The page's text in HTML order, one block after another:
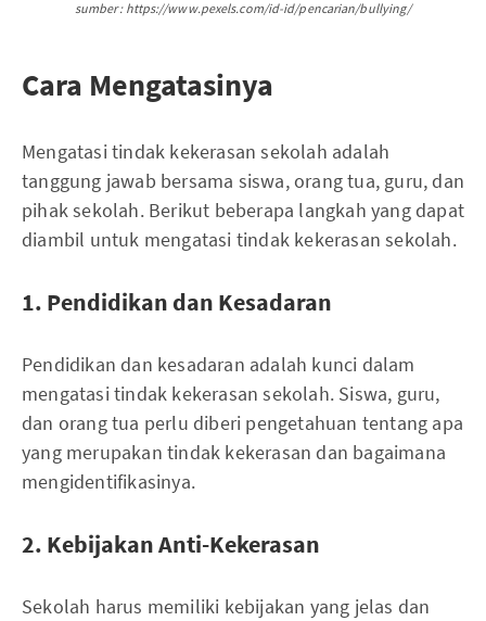
sumber : https://www.pexels.com/id-id/pencarian/bullying/
Cara Mengatasinya
Mengatasi tindak kekerasan sekolah adalah
tanggung jawab bersama siswa, orang tua, guru, dan
pihak sekolah. Berikut beberapa langkah yang dapat
diambil untuk mengatasi tindak kekerasan sekolah.
1. Pendidikan dan Kesadaran
Pendidikan dan kesadaran adalah kunci dalam
mengatasi tindak kekerasan sekolah. Siswa, guru,
dan orang tua perlu diberi pengetahuan tentang apa
yang merupakan tindak kekerasan dan bagaimana
mengidentifikasinya.
2. Kebijakan Anti-Kekerasan
Sekolah harus memiliki kebijakan yang jelas dan